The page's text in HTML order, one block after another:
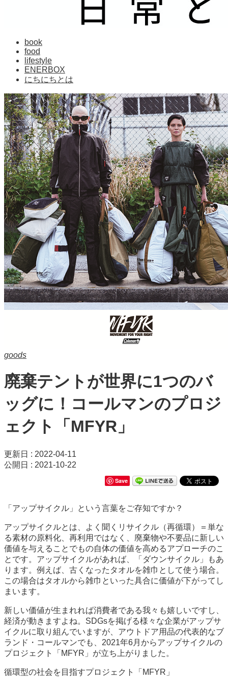
book
food
lifestyle
ENERBOX
にちにちとは
goods
廃棄テントが世界に1つのバ
ッグに！コールマンのプロジ
ェクト「MFYR」
更新日 : 2022-04-11
公開日 : 2021-10-22
Save
「アップサイクル」という言葉をご存知ですか？
アップサイクルとは、よく聞くリサイクル（再循環）＝単な
る素材の原料化、再利用ではなく、廃棄物や不要品に新しい
価値を与えることでもの自体の価値を高めるアプローチのこ
とです。アップサイクルがあれば、「ダウンサイクル」もあ
ります。例えば、古くなったタオルを雑巾として使う場合。
この場合はタオルから雑巾といった具合に価値が下がってし
まいます。
新しい価値が生まれれば消費者である我々も嬉しいですし、
経済が動きますよね。SDGsを掲げる様々な企業がアップサ
イクルに取り組んでいますが、アウトドア用品の代表的なブ
ランド・コールマンでも、2021年6月からアップサイクルの
プロジェクト「MFYR」が立ち上がりました。
循環型の社会を目指すプロジェクト「MFYR」